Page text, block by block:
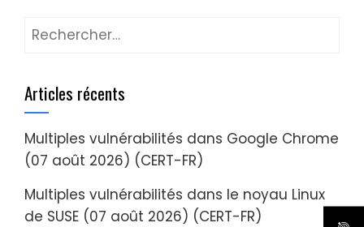
Rechercher :
Articles récents
Multiples vulnérabilités dans Google Chrome
(07 août 2026) (CERT-FR)
Multiples vulnérabilités dans le noyau Linux
de SUSE (07 août 2026) (CERT-FR)